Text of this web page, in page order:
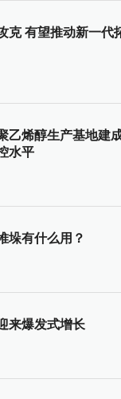
克 有望推动新一代
乙烯醇生产基地建
水平
垛有什么用？
来爆发式增长